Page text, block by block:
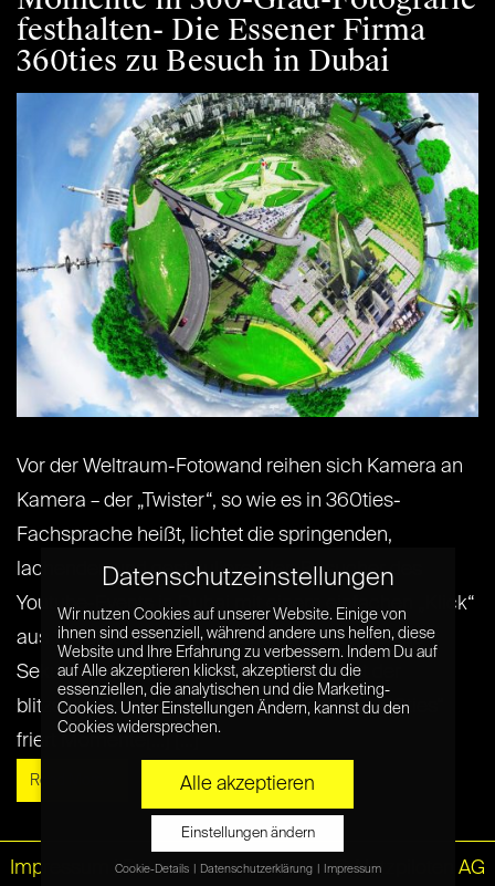
festhalten- Die Essener Firma
360ties zu Besuch in Dubai
Vor der Weltraum-Fotowand reihen sich Kamera an
Kamera – der „Twister“, so wie es in 360ties-
Fachsprache heißt, lichtet die springenden,
lachenden und gestikulierenden Besucher des
Youtube-Events in Dubai mit einem einfachen „Klick“
aus 19 verschiedenen Perspektiven ab. Wenige
Sekunden später sieht man das Resultat der
blitzschnellen „One-Shot-Technologie“: „360ties“
friert Momente[...] [...]
Read More »
Impressum |Datenschutz © Netzpiloten AG
Datenschutzeinstellungen
Wir nutzen Cookies auf unserer Website. Einige von
ihnen sind essenziell, während andere uns helfen, diese
Website und Ihre Erfahrung zu verbessern. Indem Du auf
auf Alle akzeptieren klickst, akzeptierst du die
essenziellen, die analytischen und die Marketing-
Cookies. Unter Einstellungen Ändern, kannst du den
Cookies widersprechen.
Alle akzeptieren
Einstellungen ändern
Cookie-Details Datenschutzerklärung Impressum